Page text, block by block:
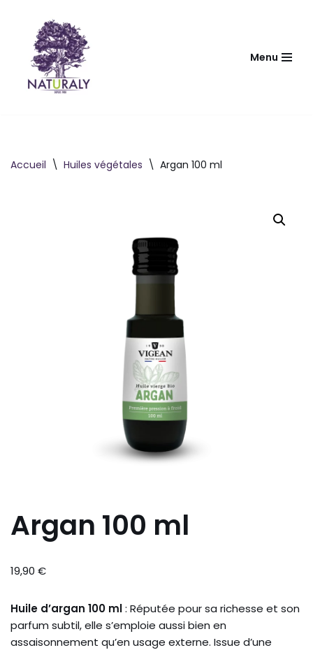
contenu
Menu
Accueil \ Huiles végétales \ Argan 100 ml
Argan 100 ml
19,90 €
Huile d’argan 100 ml: Réputée pour sa richesse et son
parfum subtil, elle s’emploie aussi bien en
assaisonnement qu’en usage externe. Issue d’une